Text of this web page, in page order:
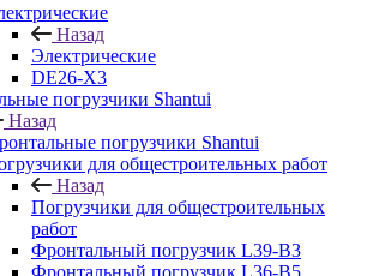
Назад
Электрические
DE26-X3
погрузчики Shantui
Назад
погрузчики Shantui
для общестроительных работ
Назад
Погрузчики для общестроительных
работ
Фронтальный погрузчик L39-B3
Фронтальный погрузчик L36-B5